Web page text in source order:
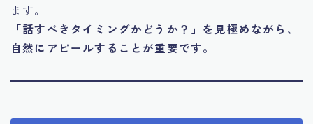
ます。
「話すべきタイミングかどうか？」を見極めながら、
自然にアピールすることが重要です。